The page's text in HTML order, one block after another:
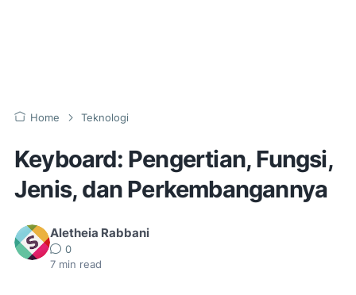
Home Teknologi
Keyboard: Pengertian, Fungsi,
Jenis, dan Perkembangannya
Aletheia Rabbani
0
7 min read